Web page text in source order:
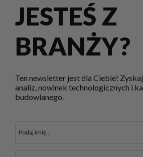
JESTEŚ Z
BRANŻY?
Ten newsletter jest dla Ciebie!
analiz, nowinek technologicznych i
budowlanego.